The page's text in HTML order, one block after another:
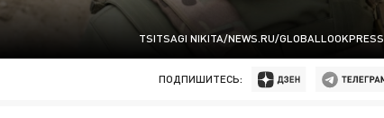
TSITSAGI NIKITA/NEWS.RU/GLOBALLOOKPRESS
ПОДПИШИТЕСЬ: